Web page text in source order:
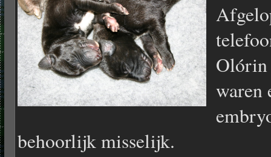
Olórin
waren
behoorlijk misselijk.